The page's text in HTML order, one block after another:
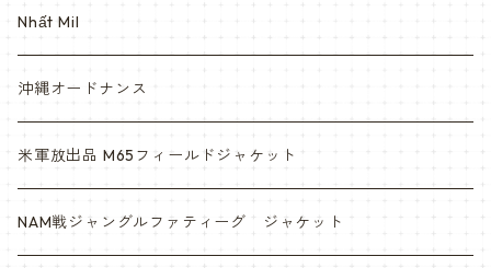
Nhất Mil
沖縄オードナンス
米軍放出品 M65フィールドジャケット
NAM戦ジャングルファティーグ ジャケット